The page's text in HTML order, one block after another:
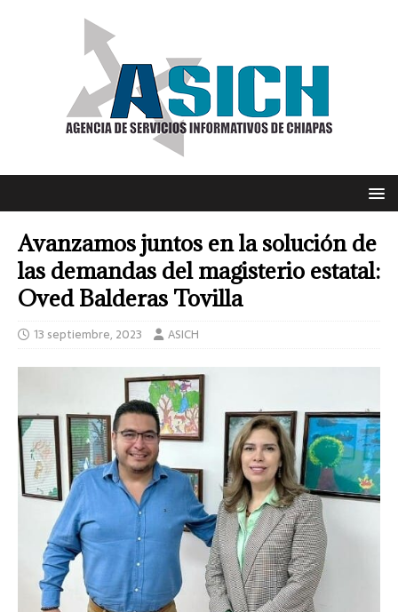
Avanzamos juntos en la solución de
las demandas del magisterio estatal:
Oved Balderas Tovilla
13 septiembre, 2023 ASICH